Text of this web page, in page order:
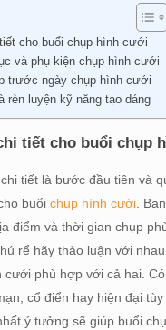
cho buổi chụp hình cưới
và phụ kiện chụp hình cưới
trước ngày chụp hình cưới
rèn luyện kỹ năng tạo dáng
tiết cho buổi chụp
tiết là bước đầu tiên và
buổi chụp hình cưới.
điểm và thời gian chụp
rể hãy thảo luận với
cưới phù hợp với cả hai.
cổ điển hay hiện đại
ý tưởng sẽ giúp buổi